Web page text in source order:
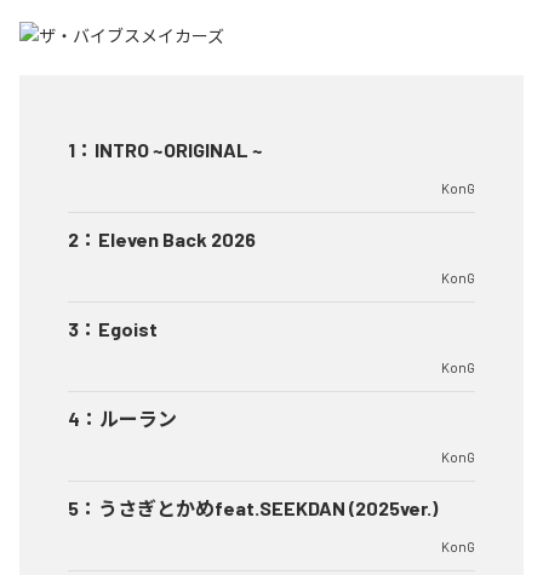
1 ： INTRO ~ORIGINAL ~
KonG
2 ： Eleven Back 2026
KonG
3 ： Egoist
KonG
4 ： ルーラン
KonG
5 ： うさぎとかめfeat.SEEKDAN (2025ver.)
KonG